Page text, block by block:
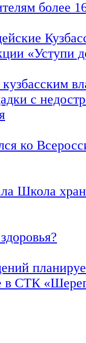
более
«Уступи
с
ко
Школа
в СТК